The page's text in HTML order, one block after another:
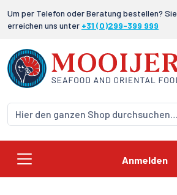
Um per Telefon oder Beratung bestellen? Sie
erreichen uns unter +31 (0)299-399 999
Anmelden